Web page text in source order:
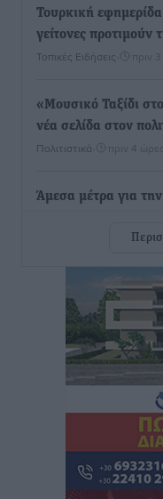
Τουρκική
γείτονες προτιμούν
Τοπικές Ειδήσεις πριν 3
«Μουσικό Ταξίδι
νέα σελίδα στον
Πολιτιστικά πριν 4 ώρες
Άμεσα μέτρα για
ανακοίνωσε ο
Iατρικός Σύλλογος
Στρατηγικές
Δημόσιας Υγείας
Νοσοκομεία της Γ΄
πριν
Πάνθηρες:
“πτήση” τους
Αθλητικά• πριν 4 ώρες